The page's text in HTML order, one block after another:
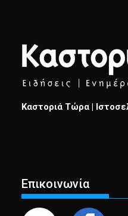
Καστοριά Τώρα |
Επικοινωνία